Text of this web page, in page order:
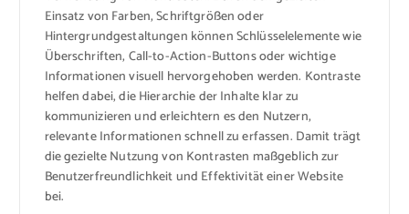
Einsatz von Farben, Schriftgrößen oder
Hintergrundgestaltungen können Schlüsselelemente wie
Überschriften, Call-to-Action-Buttons oder wichtige
Informationen visuell hervorgehoben werden. Kontraste
helfen dabei, die Hierarchie der Inhalte klar zu
kommunizieren und erleichtern es den Nutzern,
relevante Informationen schnell zu erfassen. Damit trägt
die gezielte Nutzung von Kontrasten maßgeblich zur
Benutzerfreundlichkeit und Effektivität einer Website
bei.